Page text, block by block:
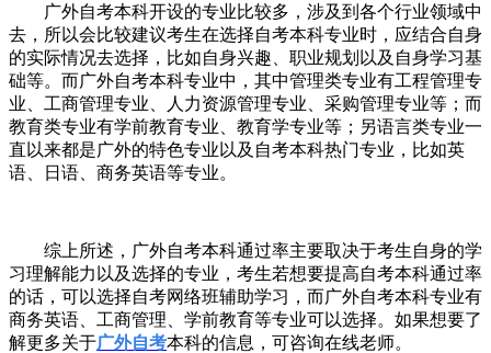
广外自考本科开设的专业比较多，涉及到各个行业领域中
去，所以会比较建议考生在选择自考本科专业时，应结合自身
的实际情况去选择，比如自身兴趣、职业规划以及自身学习基
础等。而广外自考本科专业中，其中管理类专业有工程管理专
业、工商管理专业、人力资源管理专业、采购管理专业等；而
教育类专业有学前教育专业、教育学专业等；另语言类专业一
直以来都是广外的特色专业以及自考本科热门专业，比如英
语、日语、商务英语等专业。
综上所述，广外自考本科通过率主要取决于考生自身的学
习理解能力以及选择的专业，考生若想要提高自考本科通过率
的话，可以选择自考网络班辅助学习，而广外自考本科专业有
商务英语、工商管理、学前教育等专业可以选择。如果想要了
解更多关于广外自考本科的信息，可咨询在线老师。